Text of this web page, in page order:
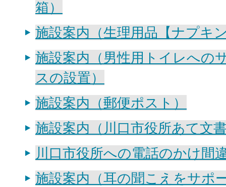
箱）
施設案内（生理用品【ナプキ
施設案内（男性用トイレへの
スの設置）
施設案内（郵便ポスト）
施設案内（川口市役所あて文
川口市役所への電話のかけ間
施設案内（耳の聞こえをサポ